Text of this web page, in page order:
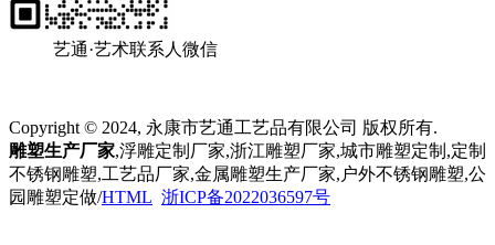
艺通·艺术联系人微信
Copyright © 2024, 永康市艺通工艺品有限公司 版权所有.
雕塑生产厂家,浮雕定制厂家,浙江雕塑厂家,城市雕塑定制,定制
不锈钢雕塑,工艺品厂家,金属雕塑生产厂家,户外不锈钢雕塑,公
园雕塑定做/HTML 浙ICP备2022036597号